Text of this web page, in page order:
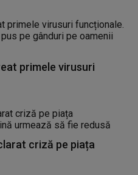
primele virusuri
criză pe piața